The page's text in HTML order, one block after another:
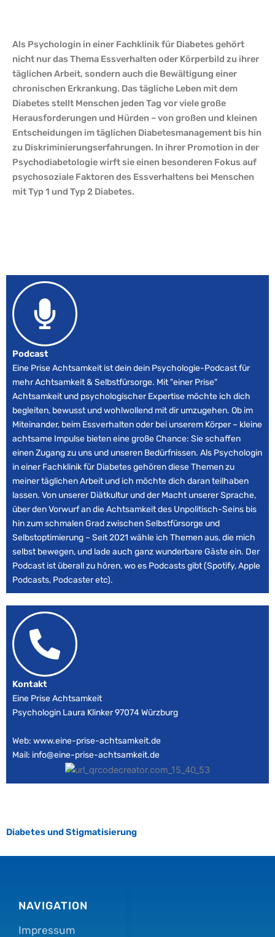
Als Psychologin in einer Fachklinik für Diabetes gehört
nicht nur das Thema Essverhalten oder Körperbild zu ihrer
täglichen Arbeit, sondern auch die Bewältigung einer
chronischen Erkrankung. Das tägliche Leben mit dem
Diabetes stellt Menschen jeden Tag vor viele große
Herausforderungen und Hürden – von großen und kleinen
Entscheidungen im täglichen Diabetesmanagement bis hin
zu Diskriminierungserfahrungen. In ihrer Promotion in der
Psychodiabetologie wirft sie einen besonderen Fokus auf
psychosoziale Faktoren des Essverhaltens bei Menschen
mit Typ 1 und Typ 2 Diabetes.
Podcast
Eine Prise Achtsamkeit ist dein dein Psychologie-Podcast für
mehr Achtsamkeit & Selbstfürsorge. Mit "einer Prise"
Achtsamkeit und psychologischer Expertise möchte ich dich
begleiten, bewusst und wohlwollend mit dir umzugehen. Ob im
Miteinander, beim Essverhalten oder bei unserem Körper – kleine
achtsame Impulse bieten eine große Chance: Sie schaffen
einen Zugang zu uns und unseren Bedürfnissen. Als Psychologin
in einer Fachklinik für Diabetes gehören diese Themen zu
meiner täglichen Arbeit und ich möchte dich daran teilhaben
lassen. Von unserer Diätkultur und der Macht unserer Sprache,
über den Vorwurf an die Achtsamkeit des Unpolitisch-Seins bis
hin zum schmalen Grad zwischen Selbstfürsorge und
Selbstoptimierung – Seit 2021 wähle ich Themen aus, die mich
selbst bewegen, und lade auch ganz wunderbare Gäste ein. Der
Podcast ist überall zu hören, wo es Podcasts gibt (Spotify, Apple
Podcasts, Podcaster etc).
Kontakt
Eine Prise Achtsamkeit
Psychologin Laura Klinker 97074 Würzburg
Web: www.eine-prise-achtsamkeit.de
Mail: info@eine-prise-achtsamkeit.de
Diabetes und Stigmatisierung
NAVIGATION
Impressum